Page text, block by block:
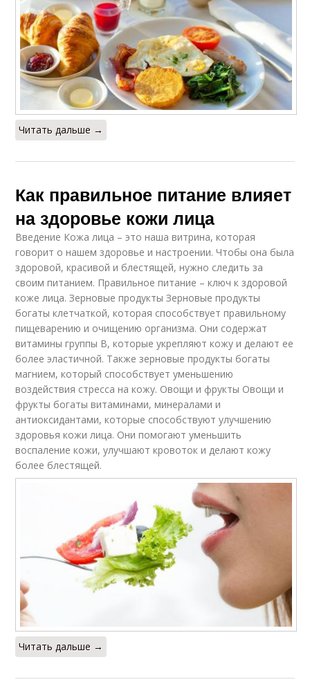
Читать дальше →
Как правильное питание влияет
на здоровье кожи лица
Введение Кожа лица – это наша витрина, которая
говорит о нашем здоровье и настроении. Чтобы она была
здоровой, красивой и блестящей, нужно следить за
своим питанием. Правильное питание – ключ к здоровой
коже лица. Зерновые продукты Зерновые продукты
богаты клетчаткой, которая способствует правильному
пищеварению и очищению организма. Они содержат
витамины группы В, которые укрепляют кожу и делают ее
более эластичной. Также зерновые продукты богаты
магнием, который способствует уменьшению
воздействия стресса на кожу. Овощи и фрукты Овощи и
фрукты богаты витаминами, минералами и
антиоксидантами, которые способствуют улучшению
здоровья кожи лица. Они помогают уменьшить
воспаление кожи, улучшают кровоток и делают кожу
более блестящей.
Читать дальше →